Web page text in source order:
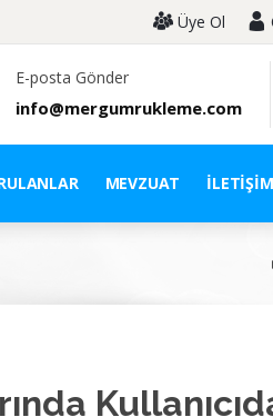
Üye Ol
E-posta Gönder
info@mergumrukleme.com
MEVZUAT İLETIŞIM